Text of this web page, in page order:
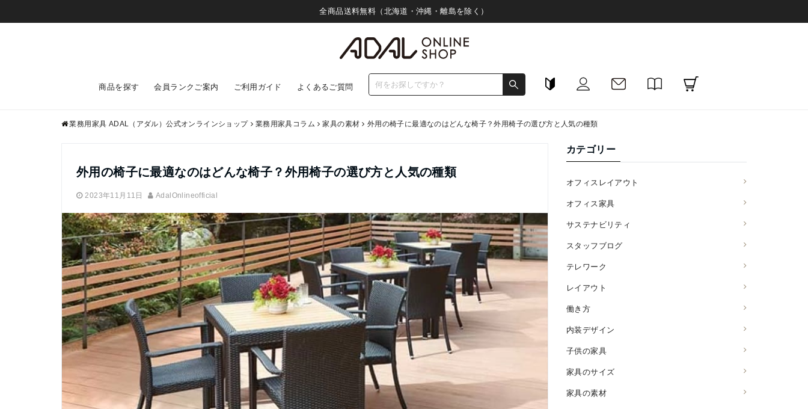
全商品送料無料（北海道・沖縄・離島を除く）
商品を探す 会員ランクご案内 ご利用ガイド よくあるご質問
業務用家具 ADAL（アダル）公式オンラインショップ 業務用家具コラム 家具の素材 外用の椅子に最適なのはどんな椅子？外用椅子の選び方と人気の種類
外用の椅子に最適なのはどんな椅子？外用椅子の選び方と人気の種類
2023年11月11日 AdalOnlineofficial
カテゴリー
オフィスレイアウト
オフィス家具
サステナビリティ
スタッフブログ
テレワーク
レイアウト
働き方
内装デザイン
子供の家具
家具のサイズ
家具の素材